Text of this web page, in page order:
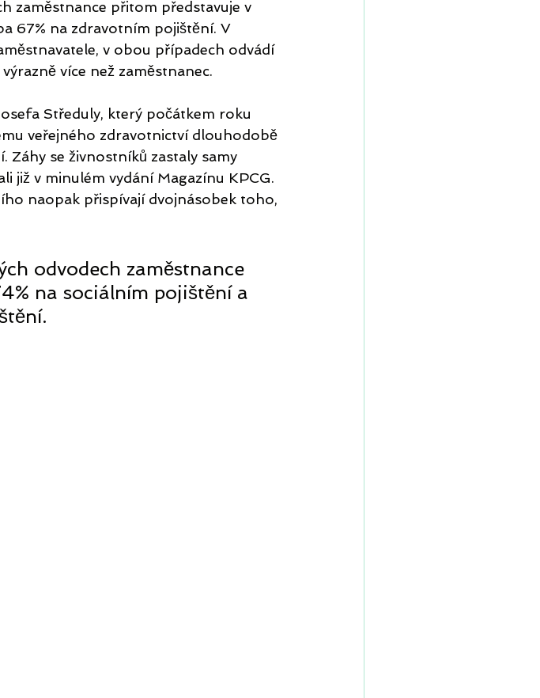
zaměstnance přitom představuje v
67% na zdravotním pojištění. V
v obou případech odvádí
více než zaměstnanec.
Středuly, který počátkem roku
veřejného zdravotnictví dlouhodobě
Záhy se živnostníků zastaly samy
již v minulém vydání Magazínu KPCG.
naopak přispívají dvojnásobek toho,
odvodech zaměstnance
na sociálním pojištění a